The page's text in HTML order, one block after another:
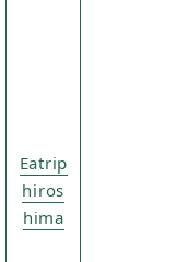
Eatrip
hiros
hima